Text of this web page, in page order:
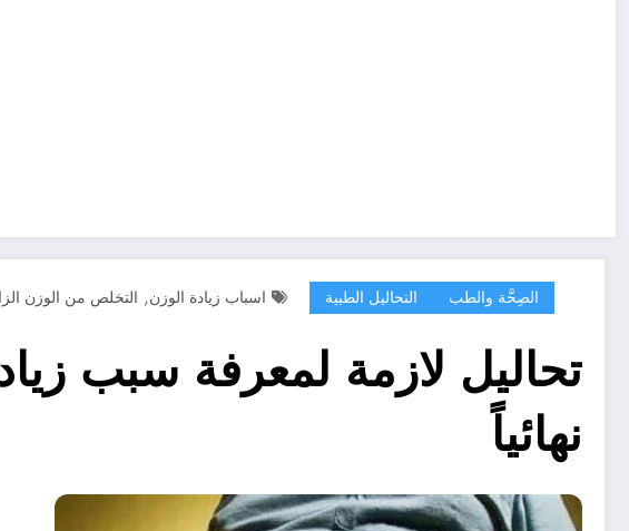
الصِحَّة والطب التحاليل الطبية اسباب زيادة الوزن, التخلص من الوزن
تحاليل لازمة لمعرفة سبب
نهائياً